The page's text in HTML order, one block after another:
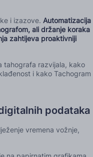
i izazove. Automatizacija
ali držanje koraka
zahtijeva proaktivniji
tahografa razvijala, kako
i kako Tachogram
podataka
vremena vožnje,